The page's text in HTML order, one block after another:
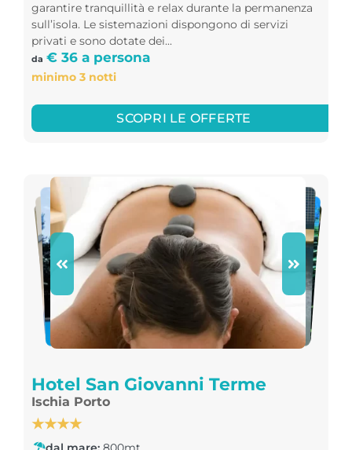
garantire tranquillità e relax durante la permanenza
sull’isola. Le sistemazioni dispongono di servizi
privati e sono dotate dei...
da € 36 a persona
minimo 3 notti
SCOPRI LE OFFERTE
Hotel San Giovanni Terme
Ischia Porto
★★★★